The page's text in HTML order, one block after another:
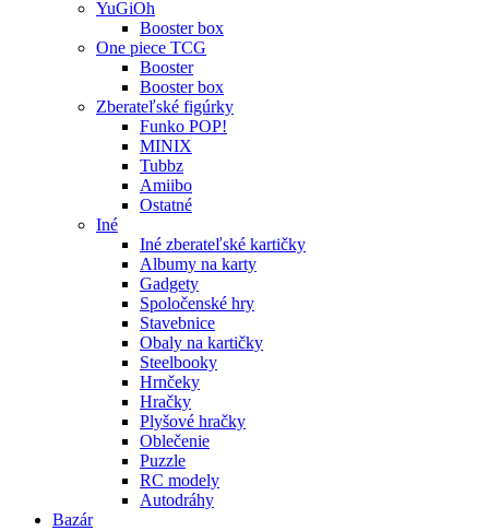
YuGiOh
Booster box
One piece TCG
Booster
Booster box
Zberateľské figúrky
Funko POP!
MINIX
Tubbz
Amiibo
Ostatné
Iné
Iné zberateľské kartičky
Albumy na karty
Gadgety
Spoločenské hry
Stavebnice
Obaly na kartičky
Steelbooky
Hrnčeky
Hračky
Plyšové hračky
Oblečenie
Puzzle
RC modely
Autodráhy
Bazár